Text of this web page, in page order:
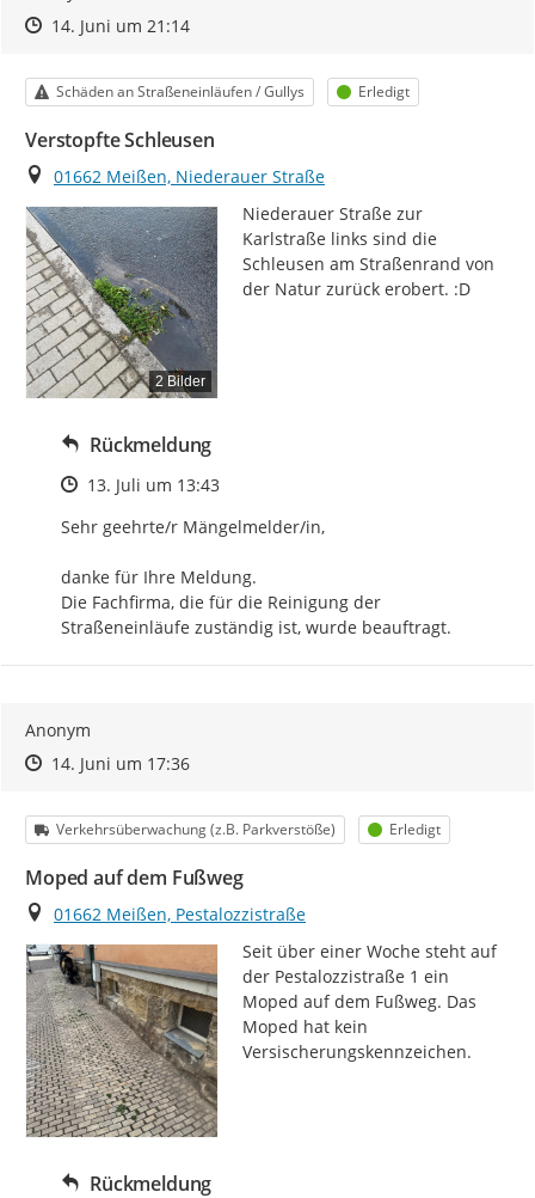
Zeitpunkt des Erstellens
Zeitpunkt des Erstellens
14. Juni um 21:14Zur Äußerung
Kategorie
Schäden an Straßeneinläufen / Gullys Status
Erledigt
Verstopfte Schleusen
Ort
01662 Meißen, Niederauer Straße
2 Bilder
Niederauer Straße zur
Karlstraße links sind die
Schleusen am Straßenrand von
der Natur zurück erobert. :D
Rückmeldung
Zeitpunkt des Erstellens
13. Juli um 13:43
Sehr geehrte/r Mängelmelder/in,
danke für Ihre Meldung.
Die Fachfirma, die für die Reinigung der
Straßeneinläufe zuständig ist, wurde beauftragt.
Anonym
Zeitpunkt des Erstellens
Zeitpunkt des Erstellens
14. Juni um 17:36Zur Äußerung
Kategorie
Verkehrsüberwachung (z.B. Parkverstöße) Status
Erledigt
Moped auf dem Fußweg
Ort
01662 Meißen, Pestalozzistraße
Seit über einer Woche steht auf
der Pestalozzistraße 1 ein
Moped auf dem Fußweg. Das
Moped hat kein
Versischerungskennzeichen.
Rückmeldung